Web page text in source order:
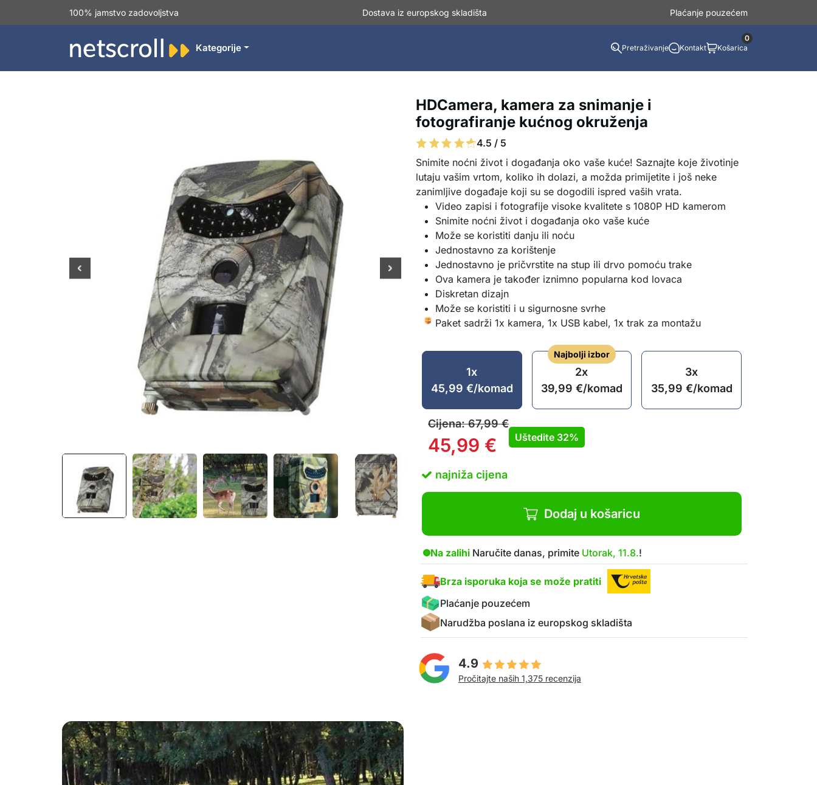
100% jamstvo zadovoljstva Dostava iz europskog skladišta Plaćanje pouzećem
Kategorije Pretraživanje Kontakt Košarica
0
HDCamera, kamera za snimanje i
fotografiranje kućnog okruženja
4.5 / 5
Snimite noćni život i događanja oko vaše kuće! Saznajte koje životinje
lutaju vašim vrtom, koliko ih dolazi, a možda primijetite i još neke
zanimljive događaje koji su se dogodili ispred vaših vrata.
Video zapisi i fotografije visoke kvalitete s 1080P HD kamerom
Snimite noćni život i događanja oko vaše kuće
Može se koristiti danju ili noću
Jednostavno za korištenje
Jednostavno je pričvrstite na stup ili drvo pomoću trake
Ova kamera je također iznimno popularna kod lovaca
Diskretan dizajn
Može se koristiti i u sigurnosne svrhe
Paket sadrži 1x kamera, 1x USB kabel, 1x trak za montažu
1x
45,99 €/komad
Najbolji izbor
2x
39,99 €/komad
3x
35,99 €/komad
Cijena:67,99€
45,99 € Uštedite 32%
najniža cijena
Dodaj u košaricu
Na zalihi Naručite danas, primite Utorak, 11.8.!
Brza isporuka koja se može pratiti
Plaćanje pouzećem
Narudžba poslana iz europskog skladišta
4.9
Pročitajte naših 1,375 recenzija